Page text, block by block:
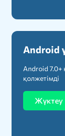
Android
Android 7.0+
қолжетімді
Жүктеу